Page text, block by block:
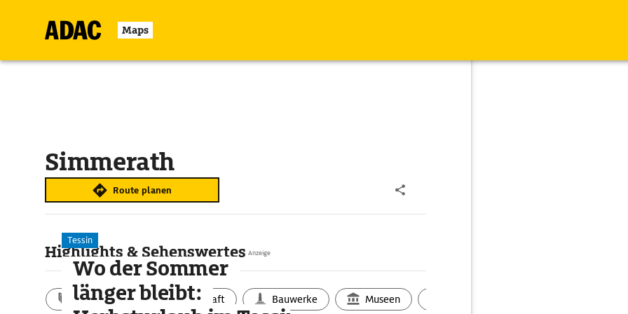
Maps
Simmerath
Route planen
Highlights & Sehenswertes
Aktivitäten Landschaft Bauwerke Museen
Anzeige
Tessin
Wo der Sommer
länger bleibt: